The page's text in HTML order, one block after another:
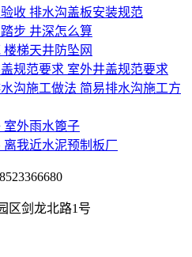
收 排水沟盖板安装规范
步 井深怎么算
楼梯天井防坠网
规范要求 室外井盖规范要求
沟施工做法 简易排水沟施工方
室外雨水篦子
离我近水泥预制板厂
区剑龙北路1号